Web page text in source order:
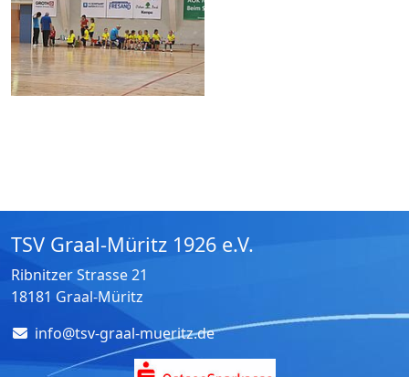
TSV Graal-Müritz 1926 e.V.
Ribnitzer Strasse 21
18181 Graal-Müritz
info@tsv-graal-mueritz.de